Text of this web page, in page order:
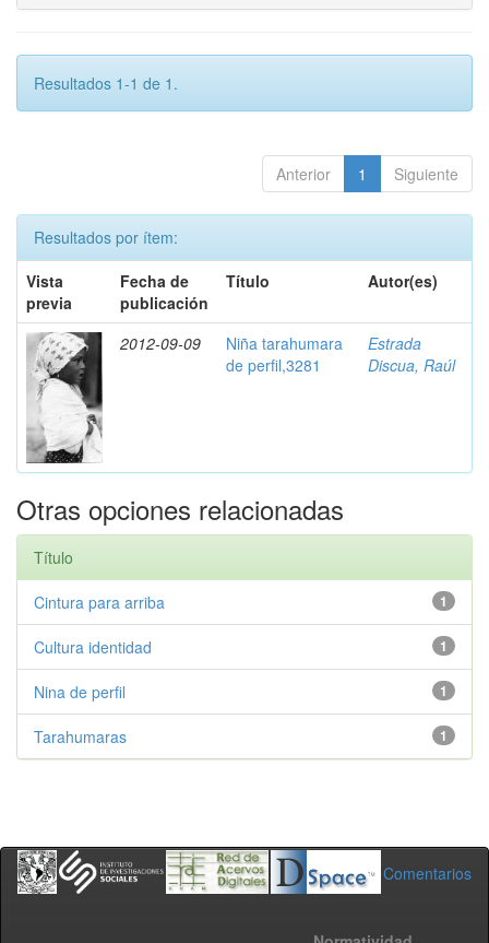
Resultados 1-1 de 1.
Anterior 1 Siguiente
Resultados por ítem:
Vista
previa
Fecha de
publicación
Título Autor(es)
2012-09-09
Niña tarahumara
de perfil,3281
Estrada
Discua, Raúl
Otras opciones relacionadas
Título
1
Cintura para arriba
1
Cultura identidad
1
Nina de perfil
1
Tarahumaras
Comentarios